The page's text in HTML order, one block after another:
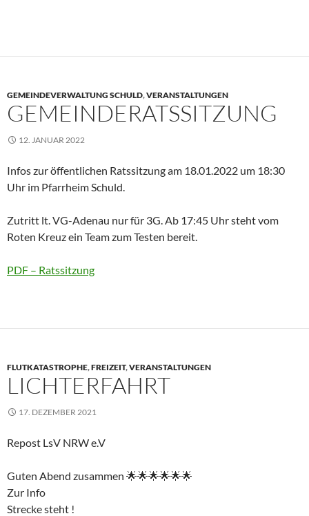
GEMEINDEVERWALTUNG SCHULD,VERANSTALTUNGEN
GEMEINDERATSSITZUNG
12. JANUAR 2022
Infos zur öffentlichen Ratssitzung am 18.01.2022 um 18:30
Uhr im Pfarrheim Schuld.
Zutritt lt. VG-Adenau nur für 3G. Ab 17:45 Uhr steht vom
Roten Kreuz ein Team zum Testen bereit.
PDF – Ratssitzung
FLUTKATASTROPHE,FREIZEIT,VERANSTALTUNGEN
LICHTERFAHRT
17. DEZEMBER 2021
Repost LsV NRW e.V
Guten Abend zusammen 🌟🌟🌟🌟🌟🌟
Zur Info
Strecke steht !